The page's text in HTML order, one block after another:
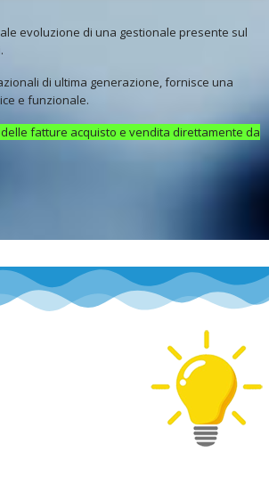
evoluzione di una gestionale presente sul
di ultima generazione, fornisce una
e funzionale.
fatture acquisto e vendita direttamente da